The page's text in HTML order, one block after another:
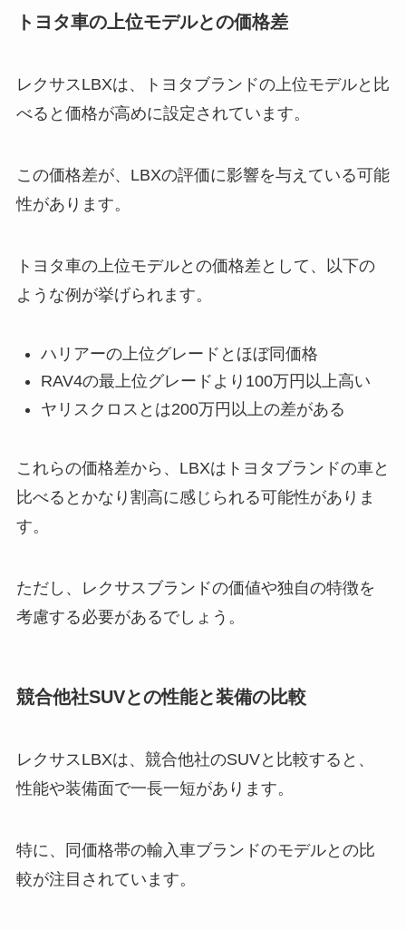
トヨタ車の上位モデルとの価格差
レクサスLBXは、トヨタブランドの上位モデルと比
べると価格が高めに設定されています。
この価格差が、LBXの評価に影響を与えている可能
性があります。
トヨタ車の上位モデルとの価格差として、以下の
ような例が挙げられます。
ハリアーの上位グレードとほぼ同価格
RAV4の最上位グレードより100万円以上高い
ヤリスクロスとは200万円以上の差がある
これらの価格差から、LBXはトヨタブランドの車と
比べるとかなり割高に感じられる可能性がありま
す。
ただし、レクサスブランドの価値や独自の特徴を
考慮する必要があるでしょう。
競合他社SUVとの性能と装備の比較
レクサスLBXは、競合他社のSUVと比較すると、
性能や装備面で一長一短があります。
特に、同価格帯の輸入車ブランドのモデルとの比
較が注目されています。